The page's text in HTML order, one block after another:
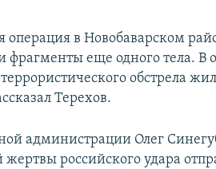
операция в Новобаварском
фрагменты еще одного тела. В
обстрела
Терехов.
администрации Олег
российского удара